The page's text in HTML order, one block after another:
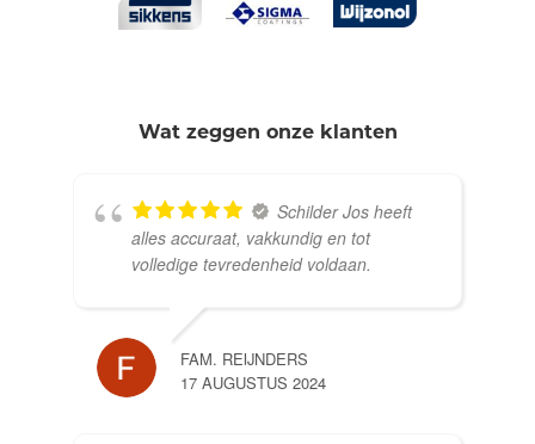
Wat zeggen onze klanten
Schilder Jos heeft
alles accuraat, vakkundig en tot
volledige tevredenheid voldaan.
FAM. REIJNDERS
17 AUGUSTUS 2024